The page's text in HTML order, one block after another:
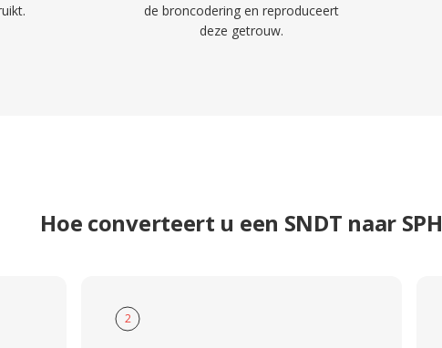
de broncodering en reproduceert
deze getrouw.
Hoe converteert u een SNDT naar SPH
2